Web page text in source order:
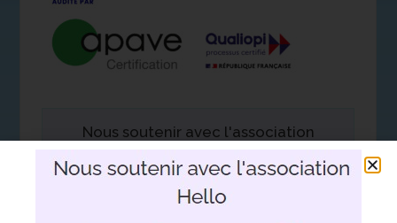
Nous soutenir avec l'association